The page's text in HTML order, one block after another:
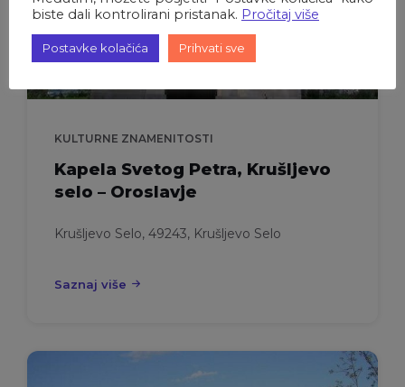
KULTURNE ZNAMENITOSTI
Kapela Svetog Petra, Krušljevo
selo – Oroslavje
Krušljevo Selo, 49243, Krušljevo Selo
Saznaj više
biste dali kontrolirani pristanak. Pročitaj više
Postavke kolačića Prihvati sve